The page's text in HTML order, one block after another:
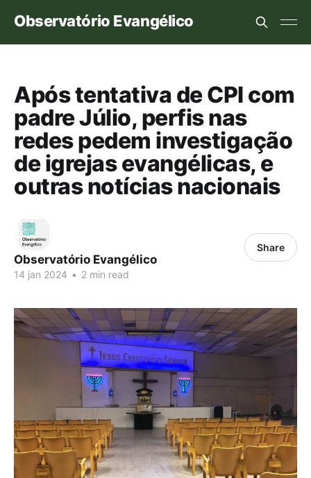
Observatório Evangélico
Após tentativa de CPI com
padre Júlio, perfis nas
redes pedem investigação
de igrejas evangélicas, e
outras notícias nacionais
Observatório Evangélico
14 jan 2024 • 2 min read
Share